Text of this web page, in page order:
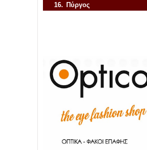
16. Πύργος